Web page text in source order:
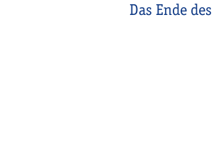
Das Ende